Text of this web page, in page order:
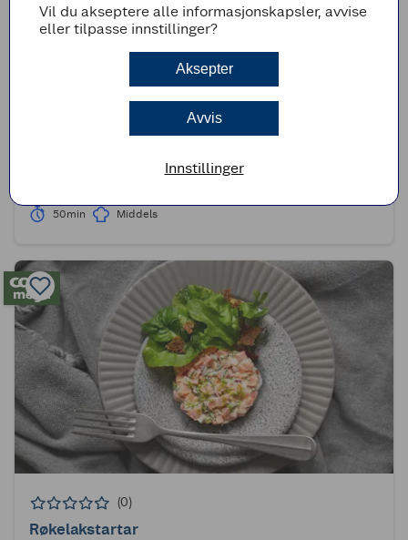
(0)
Stekt torsk med bacon, mynte & rødbete- og
50min Middels
(0)
Røkelakstartar
Vil du akseptere alle informasjonskapsler, avvise
eller tilpasse innstillinger?
Aksepter
Avvis
Innstillinger